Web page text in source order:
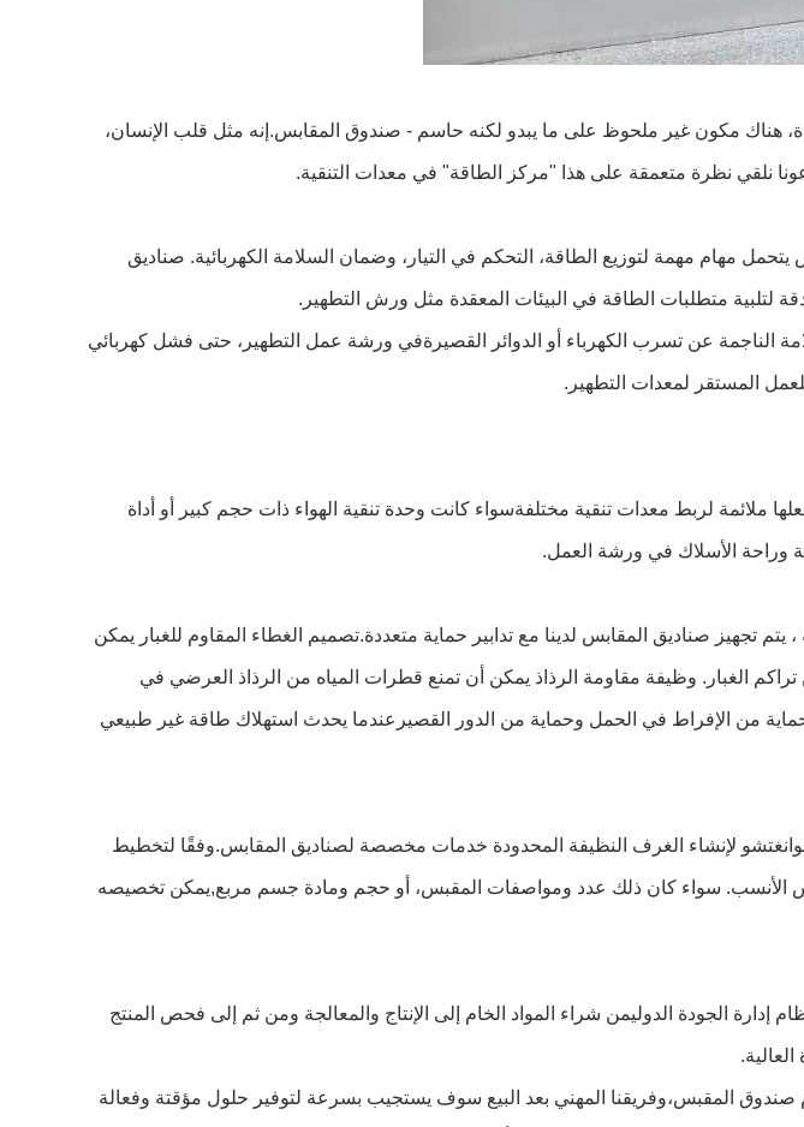
نلقي نظرة متعمقة على هذا "مركز الطاقة" في معدات التنقية.
لتلبية متطلبات الطاقة في البيئات المعقدة مثل ورش التطهير.
المستقر لمعدات التطهير.
وراحة الأسلاك في ورشة العمل.